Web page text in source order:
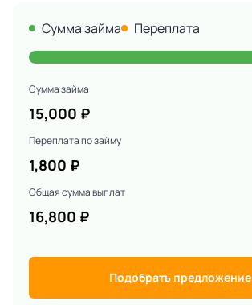
Сумма займа Переплата
Сумма займа
15,000 ₽
Переплата по займу
1,800 ₽
Общая сумма выплат
16,800 ₽
Подобрать предложение